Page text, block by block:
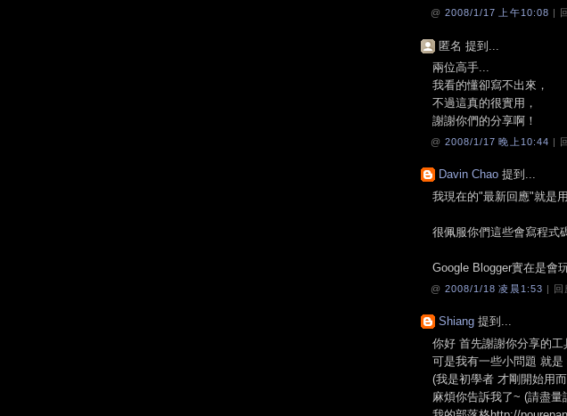
@ 2008/1/17 上午10:08 |
匿名 提到...
兩位高手...
我看的懂卻寫不出來，
不過這真的很實用，
謝謝你們的分享啊！
@ 2008/1/17 晚上10:44 |
Davin Chao 提到...
我現在的"最新回應"就是
很佩服你們這些會寫程式
Google Blogger實在是會
@ 2008/1/18 凌晨1:53 |
Shiang 提到...
你好 首先謝謝你分享的工
可是我有一些小問題 就
(我是初學者 才剛開始用
麻煩你告訴我了~ (請盡量